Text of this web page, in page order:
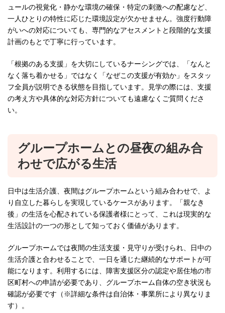
ュールの視覚化・静かな環境の確保・特定の刺激への配慮など、
一人ひとりの特性に応じた環境設定が欠かせません。強度行動障
がいへの対応についても、専門的なアセスメントと段階的な支援
計画のもとで丁寧に行っています。
「根拠のある支援」を大切にしているナーシングでは、「なんと
なく落ち着かせる」ではなく「なぜこの支援が有効か」をスタッ
フ全員が説明できる状態を目指しています。見学の際には、支援
の考え方や具体的な対応方針についても遠慮なくご質問くださ
い。
グループホームとの昼夜の組み合
わせで広がる生活
日中は生活介護、夜間はグループホームという組み合わせで、よ
り自立した暮らしを実現しているケースがあります。「親なき
後」の生活を心配されている保護者様にとって、これは現実的な
生活設計の一つの形として知っておく価値があります。
グループホームでは夜間の生活支援・見守りが受けられ、日中の
生活介護と合わせることで、一日を通じた継続的なサポートが可
能になります。利用するには、障害支援区分の認定や居住地の市
区町村への申請が必要であり、グループホーム自体の空き状況も
確認が必要です（※詳細な条件は自治体・事業所により異なりま
す）。